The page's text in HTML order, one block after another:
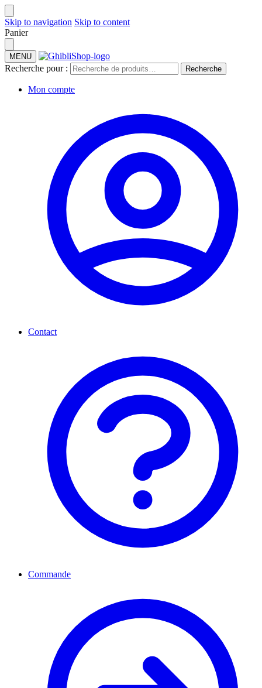
Skip to navigation Skip to content
Panier
MENU
Recherche pour : Recherche
Mon compte
Contact
Commande